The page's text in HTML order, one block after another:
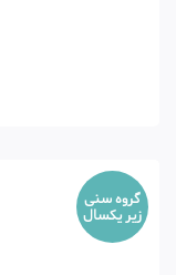
گروه سنی
زیر یکسال